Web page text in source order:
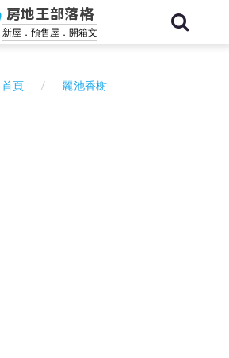
房地王部落格
新屋．預售屋．開箱文
首頁 麗池香榭